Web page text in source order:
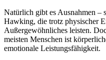
Natürlich gibt es Ausnahmen –
Hawking, die trotz physischer
Außergewöhnliches leisten.
meisten Menschen ist
emotionale Leistungsfähigkeit.